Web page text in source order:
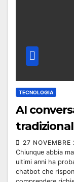
TECNOLOGIA
AI
27 NOVEMBRE
Chiunque abbia
ultimi anni ha
chatbot che